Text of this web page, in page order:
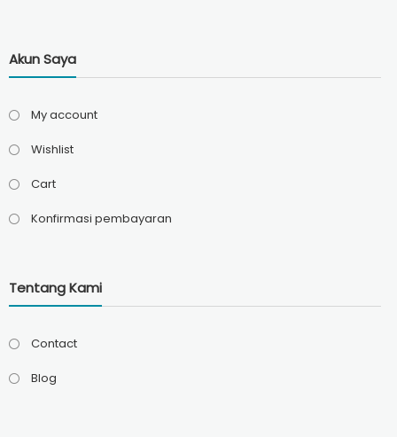
Akun Saya
My account
Wishlist
Cart
Konfirmasi pembayaran
Tentang Kami
Contact
Blog